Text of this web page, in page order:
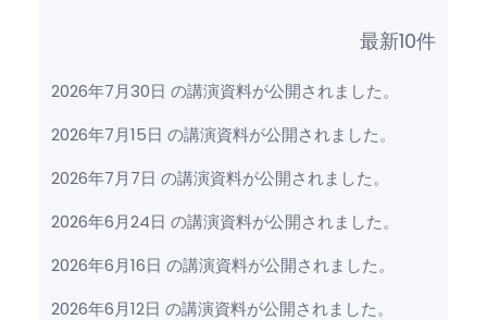
最新10件
2026年7月30日 の講演資料が公開されました。
2026年7月15日 の講演資料が公開されました。
2026年7月7日 の講演資料が公開されました。
2026年6月24日 の講演資料が公開されました。
2026年6月16日 の講演資料が公開されました。
2026年6月12日 の講演資料が公開されました。